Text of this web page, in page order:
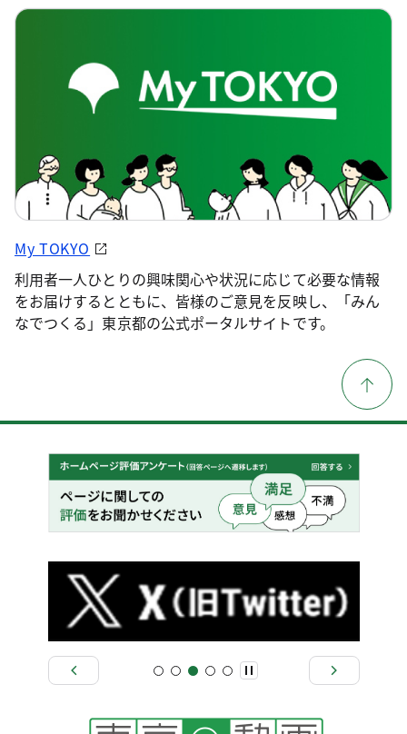
My TOKYO
利用者一人ひとりの興味関心や状況に応じて必要な情報
をお届けするとともに、皆様のご意見を反映し、「みん
なでつくる」東京都の公式ポータルサイトです。